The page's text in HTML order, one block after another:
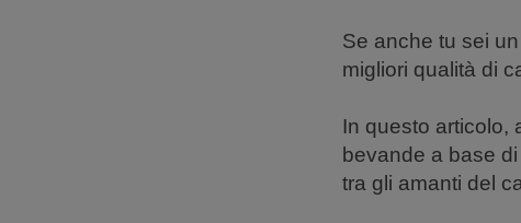
Se anche tu sei
migliori qualità di
In questo articolo,
bevande a base
tra gli amanti del